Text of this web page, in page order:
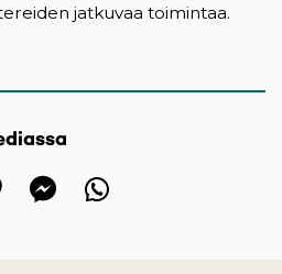
jatkuvaa toimintaa.
a new tab)
in a new tab)
in a new
(opens in a